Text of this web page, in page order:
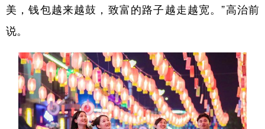
美，钱包越来越鼓，致富的路子越走越宽。”高治前
说。